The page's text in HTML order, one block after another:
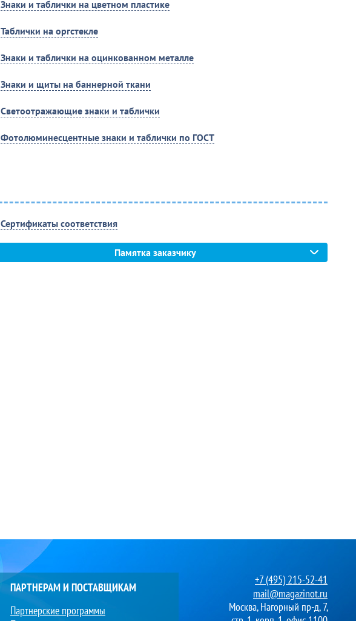
Знаки и таблички на цветном пластике
Таблички на оргстекле
Знаки и таблички на оцинкованном металле
Знаки и щиты на баннерной ткани
Светоотражающие знаки и таблички
Фотолюминесцентные знаки и таблички по ГОСТ
Сертификаты соответствия
Памятка заказчику
ПАРТНЕРАМ И ПОСТАВЩИКАМ
Партнерские программы
+7 (495) 215-52-41
mail@magazinot.ru
Москва, Нагорный пр-д, 7,